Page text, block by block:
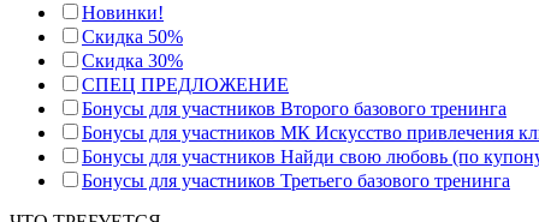
Новинки!
Скидка 50%
Скидка 30%
СПЕЦ ПРЕДЛОЖЕНИЕ
Бонусы для участников Второго базового тренинга
Бонусы для участников МК Искусство привлечения
Бонусы для участников Найди свою любовь (по
Бонусы для участников Третьего базового тренинга